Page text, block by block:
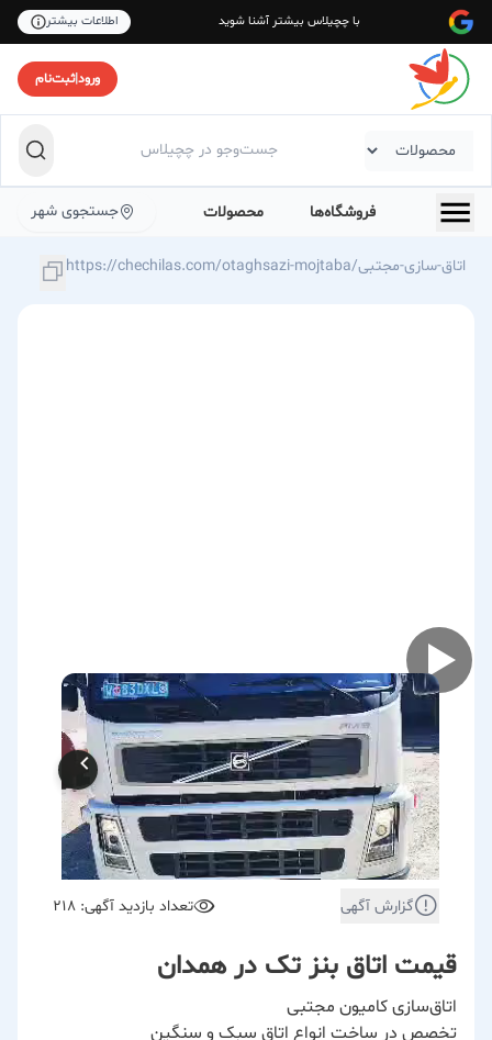
با چچیلاس بیشتر آشنا شوید اطلاعات بیشتر
ورود|ثبت‌نام
فروشگاه‌ها محصولات جستجوی شهر
https://chechilas.com/otaghsazi-mojtaba/اتاق-سازی-مجتبی
گزارش آگهی تعداد بازدید آگهی: 218
قیمت اتاق بنز تک در همدان
اتاق‌سازی کامیون مجتبی
تخصص در ساخت انواع اتاق سبک و سنگین